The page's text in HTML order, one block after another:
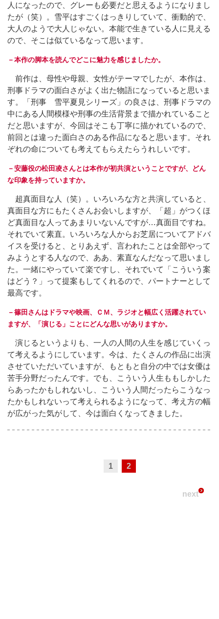
人になったので、グレーも必要だと思えるようになりまし
たが（笑）。雪平はすごくはっきりしていて、衝動的で、
大人のようで大人じゃない。本能で生きている人に見える
ので、そこは似ているなって思います。
－本作の脚本を読んでどこに魅力を感じましたか。
前作は、母性や母親、女性がテーマでしたが、本作は、
刑事ドラマの面白さがよく出た物語になっていると思いま
す。「刑事 雪平夏見シリーズ」の良さは、刑事ドラマの
中にある人間模様や刑事の生活背景まで描かれていること
だと思いますが、今回はそこも丁寧に描かれているので、
前回とは違った面白さのある作品になると思います。それ
ぞれの命についても考えてもらえたらうれしいです。
－安藤役の松田凌さんとは本作が初共演ということですが、どん
な印象を持っていますか。
超真面目な人（笑）。いろいろな方と共演していると、
真面目な方にもたくさんお会いしますが、「超」がつくほ
ど真面目な人ってあまりいないんですが…真面目ですね。
それでいて素直。いろいろな人からお芝居についてアドバ
イスを受けると、とりあえず、言われたことは全部やって
みようとする人なので、ああ、素直なんだなって思いまし
た。一緒にやっていて楽ですし、それでいて「こういう案
はどう？」って提案もしてくれるので、パートナーとして
最高です。
－篠田さんはドラマや映画、ＣＭ、ラジオと幅広く活躍されてい
ますが、「演じる」ことにどんな思いがありますか。
演じるというよりも、一人の人間の人生を感じていくっ
て考えるようにしています。今は、たくさんの作品に出演
させていただいていますが、もともと自分の中では女優は
苦手分野だったんです。でも、こういう人生ももしかした
らあったかもしれないし、こういう人間だったらこうなっ
たかもしれないって考えられるようになって、考え方の幅
が広がった気がして、今は面白くなってきました。
1 2
next